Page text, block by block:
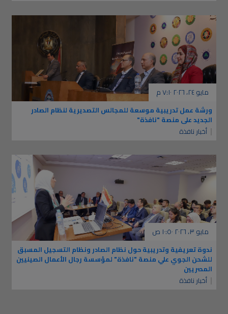
ورشة عمل تدريبية موسعة للمجالس التصديرية لنظام الصادر
الجديد على منصة "نافذة"
مايو ٢٤، ٢٠٢٦ ٧:١٠ م
أخبار نافذة
ندوة تعريفية وتدريبية حول نظام الصادر ونظام التسجيل المسبق
للشحن الجوي علي منصة "نافذة" لمؤسسة رجال الأعمال الصينيين
المصريين
مايو ٣، ٢٠٢٦ ١٠:٥٠ ص
أخبار نافذة